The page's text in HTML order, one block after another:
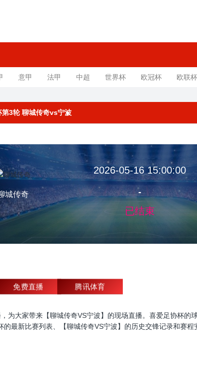
意甲 法甲 中超 世界杯 欧冠杯 欧联杯
3轮 聊城传奇vs宁波
城传奇
2026-05-16 15:00:00
-
已结束
免费直播 腾讯体育
为大家带来【聊城传奇VS宁波】的现场直播。喜爱足协杯的
最新比赛列表、【聊城传奇VS宁波】的历史交锋记录和赛